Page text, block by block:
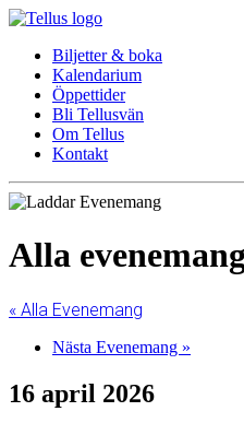
Biljetter & boka
Kalendarium
Öppettider
Bli Tellusvän
Om Tellus
Kontakt
Alla
« Alla Evenemang
Nästa Evenemang »
16 april 2026